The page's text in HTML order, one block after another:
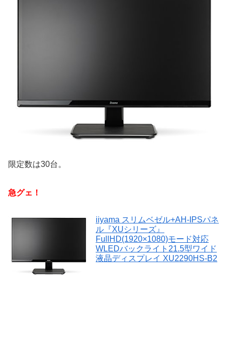
限定数は30台。
急グェ！
iiyama スリムベゼル+AH-IPSパネ
ル『XUシリーズ』
FullHD(1920×1080)モード対応
WLEDバックライト21.5型ワイド
液晶ディスプレイ XU2290HS-B2